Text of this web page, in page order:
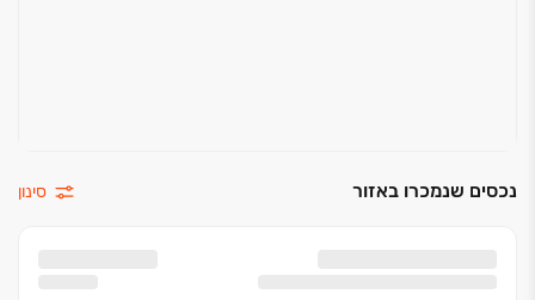
נכסים שנמכרו באזור סינון